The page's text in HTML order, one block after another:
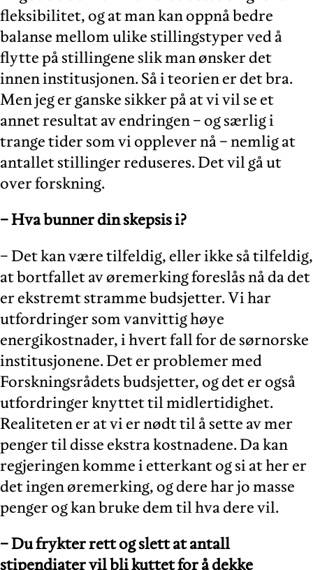
fleksibilitet, og at man kan oppnå bedre
balanse mellom ulike stillingstyper ved å
flytte på stillingene slik man ønsker det
innen institusjonen. Så i teorien er det bra.
Men jeg er ganske sikker på at vi vil se et
annet resultat av endringen − og særlig i
trange tider som vi opplever nå − nemlig at
antallet stillinger reduseres. Det vil gå ut
over forskning.
− Hva bunner din skepsis i?
− Det kan være tilfeldig, eller ikke så tilfeldig,
at bortfallet av øremerking foreslås nå da det
er ekstremt stramme budsjetter. Vi har
utfordringer som vanvittig høye
energikostnader, i hvert fall for de sørnorske
institusjonene. Det er problemer med
Forskningsrådets budsjetter, og det er også
utfordringer knyttet til midlertidighet.
Realiteten er at vi er nødt til å sette av mer
penger til disse ekstra kostnadene. Da kan
regjeringen komme i etterkant og si at her er
det ingen øremerking, og dere har jo masse
penger og kan bruke dem til hva dere vil.
− Du frykter rett og slett at antall
stipendiater vil bli kuttet for å dekke